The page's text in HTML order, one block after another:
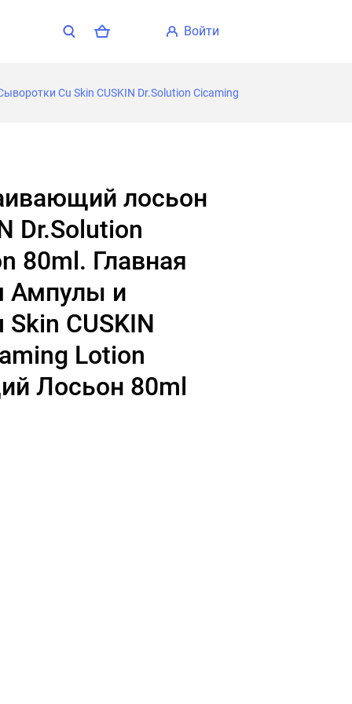
войти
Cu Skin CUSKIN Dr.Solution Cicaming
Dr.Solution
80ml. Главная
Ампулы и
CUSKIN
Lotion
Лосьон 80ml